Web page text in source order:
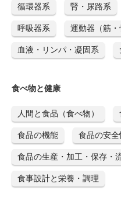
循環器系 腎・尿路系
呼吸器系 運動器（筋・
血液・リンパ・凝固系
食べ物と健康
人間と食品（食べ物）
食品の機能 食品の安全
食品の生産・加工・保存・
食事設計と栄養・調理